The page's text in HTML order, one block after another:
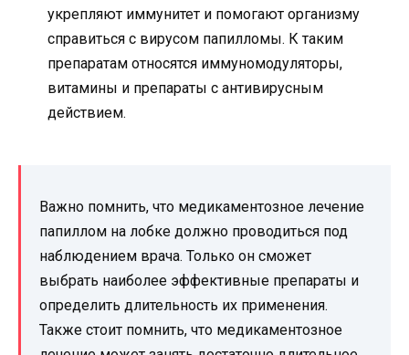
укрепляют иммунитет и помогают организму
справиться с вирусом папилломы. К таким
препаратам относятся иммуномодуляторы,
витамины и препараты с антивирусным
действием.
Важно помнить, что медикаментозное лечение
папиллом на лобке должно проводиться под
наблюдением врача. Только он сможет
выбрать наиболее эффективные препараты и
определить длительность их применения.
Также стоит помнить, что медикаментозное